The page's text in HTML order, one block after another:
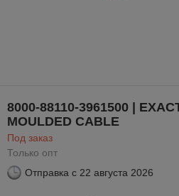
8000-88110-3961500 |
MOULDED CABLE
Под заказ
Только опт
Отправка с 22 августа 2026